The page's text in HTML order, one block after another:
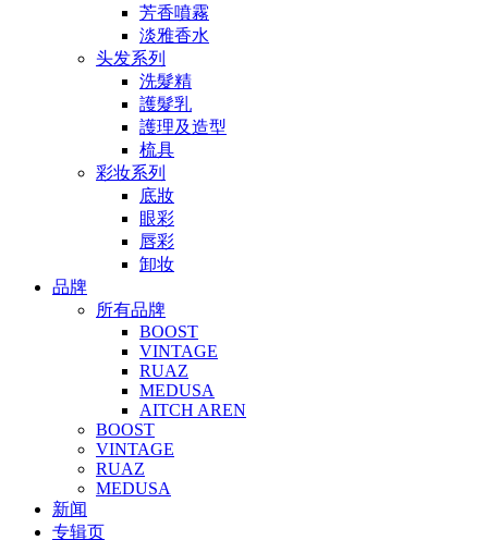
芳香噴霧
淡雅香水
头发系列
洗髮精
護髮乳
護理及造型
梳具
彩妆系列
底妝
眼彩
唇彩
卸妆
品牌
所有品牌
BOOST
VINTAGE
RUAZ
MEDUSA
AITCH AREN
BOOST
VINTAGE
RUAZ
MEDUSA
新闻
专辑页